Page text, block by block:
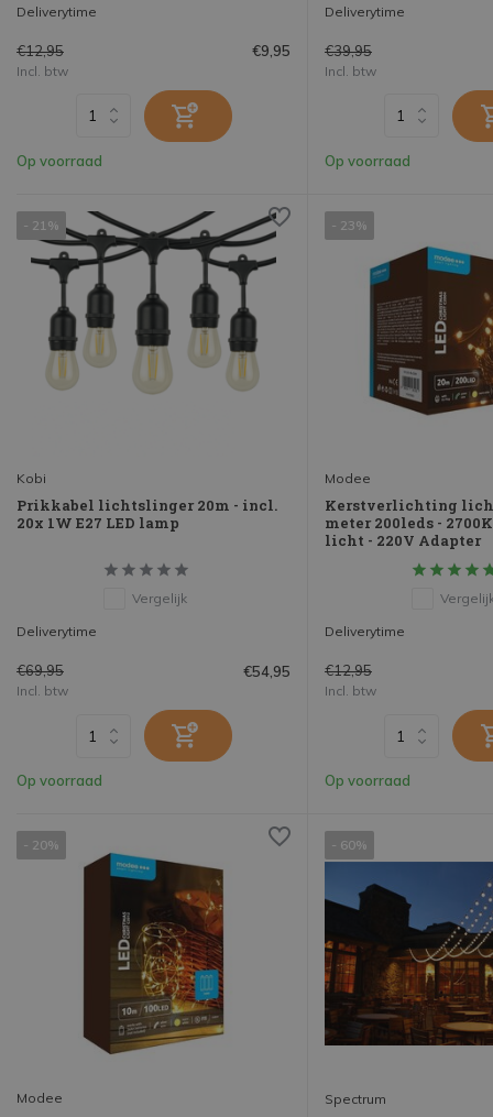
Deliverytime
€12,95 €9,95
Incl. btw
Op voorraad
Deliverytime
€39,95
Incl. btw
Op voorraad
- 21%
Kobi
Prikkabel lichtslinger 20m - incl.
20x 1W E27 LED lamp
Vergelijk
Deliverytime
€69,95 €54,95
Incl. btw
Op voorraad
- 23%
Modee
Kerstverlichting
meter 200leds -
licht - 220V Adapter
Deliverytime
€12,95
Incl. btw
Op voorraad
- 20%
Modee
- 60%
Spectrum